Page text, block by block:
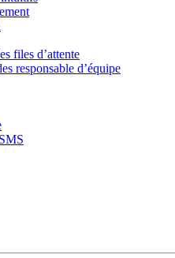
files d’attente
responsable d’équipe